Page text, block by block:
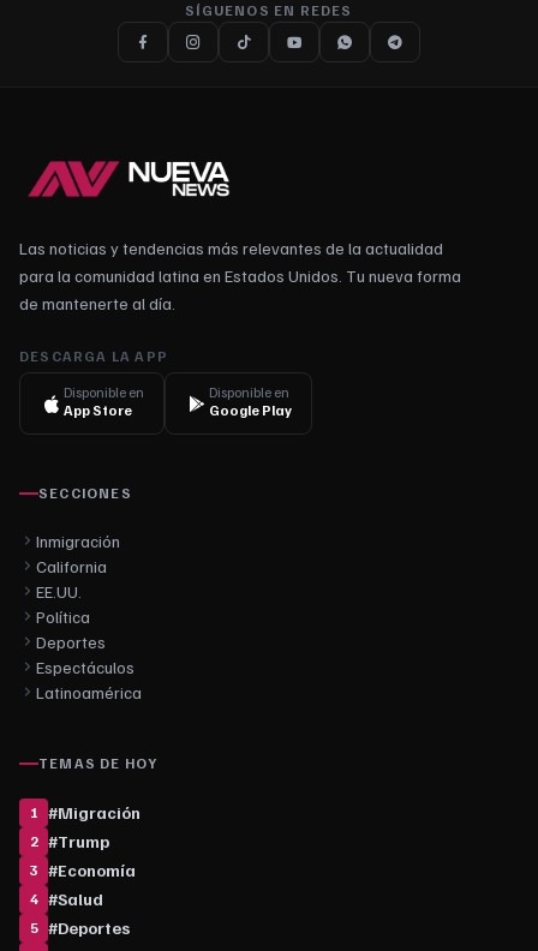
SÍGUENOS EN REDES
Las noticias y tendencias más relevantes de la actualidad
para la comunidad latina en Estados Unidos. Tu nueva forma
de mantenerte al día.
DESCARGA LA APP
Disponible en
App Store
Disponible en
Google Play
SECCIONES
Inmigración
California
EE.UU.
Política
Deportes
Espectáculos
Latinoamérica
TEMAS DE HOY
1 #Migración
2 #Trump
3 #Economía
4 #Salud
5 #Deportes